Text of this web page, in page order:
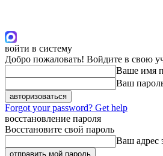
войти в систему
Добро пожаловать! Войдите в свою
Ваше имя
Ваш
Forgot your password? Get help
восстановление пароля
Восстановите свой пароль
Ваш адрес